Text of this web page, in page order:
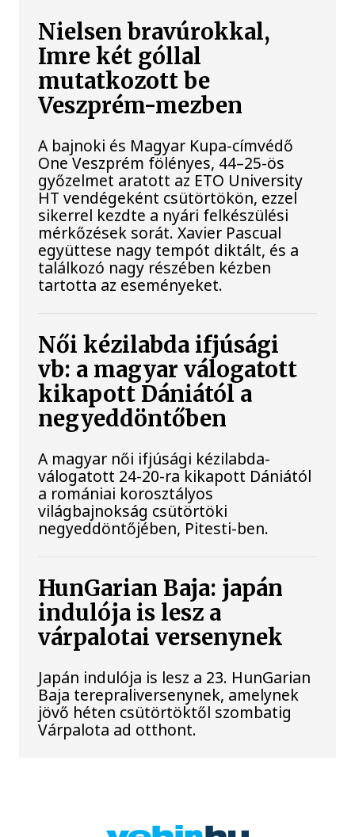
Nielsen bravúrokkal,
Imre két góllal
mutatkozott be
Veszprém-mezben
A bajnoki és Magyar Kupa-címvédő
One Veszprém fölényes, 44–25-ös
győzelmet aratott az ETO University
HT vendégeként csütörtökön, ezzel
sikerrel kezdte a nyári felkészülési
mérkőzések sorát. Xavier Pascual
együttese nagy tempót diktált, és a
találkozó nagy részében kézben
tartotta az eseményeket.
Női kézilabda ifjúsági
vb: a magyar válogatott
kikapott Dániától a
negyeddöntőben
A magyar női ifjúsági kézilabda-
válogatott 24-20-ra kikapott Dániától
a romániai korosztályos
világbajnokság csütörtöki
negyeddöntőjében, Pitesti-ben.
HunGarian Baja: japán
indulója is lesz a
várpalotai versenynek
Japán indulója is lesz a 23. HunGarian
Baja terepraliversenynek, amelynek
jövő héten csütörtöktől szombatig
Várpalota ad otthont.